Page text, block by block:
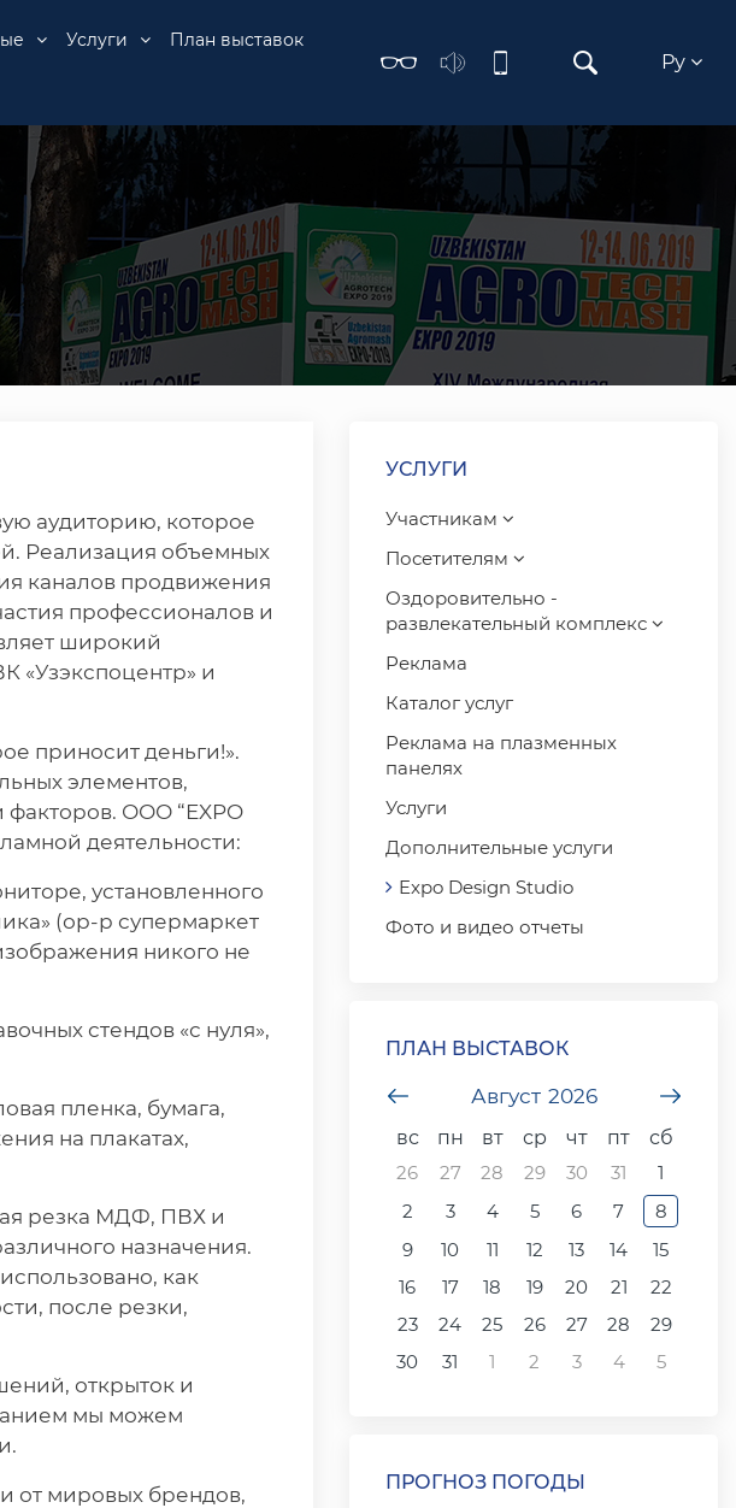
Услуги План выставок
Ру
аудиторию, которое
Реализация объемных
каналов продвижения
профессионалов и
широкий
«Узэкспоцентр» и
приносит деньги!».
элементов,
факторов. ООО “EXPO
деятельности:
установленного
(ор-р супермаркет
никого не
стендов «с нуля»,
пленка, бумага,
на плакатах,
резка МДФ, ПВХ и
назначения.
как
после резки,
открыток и
мы можем
от мировых брендов,
УСЛУГИ
Участникам
Посетителям
Оздоровительно -
развлекательный комплекс
Реклама
Каталог услуг
Реклама на плазменных
панелях
Услуги
Дополнительные услуги
Expo Design Studio
Фото и видео отчеты
ПЛАН ВЫСТАВОК
Август 2026
undefined
вс
пн вт ср чт пт
сб
26
27 28 29 30 31
1
2
3 4 5 6 7
8
9
10 11 12 13 14
15
16
17 18 19 20 21
22
23
24 25 26 27 28
29
30
31 1 2 3 4 5
ПРОГНОЗ ПОГОДЫ